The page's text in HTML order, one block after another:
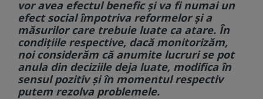
vor avea efectul benefic şi va fi numai un
efect social împotriva reformelor şi a
măsurilor care trebuie luate ca atare. În
condiţiile respective, dacă monitorizăm,
noi considerăm că anumite lucruri se pot
anula din deciziile deja luate, modifica în
sensul pozitiv şi în momentul respectiv
putem rezolva problemele.